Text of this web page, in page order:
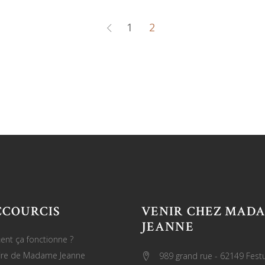
1 2
ça fonctionne ?
de Madame Jeanne
VENIR CHEZ
JEANNE
989 grand rue - 62149